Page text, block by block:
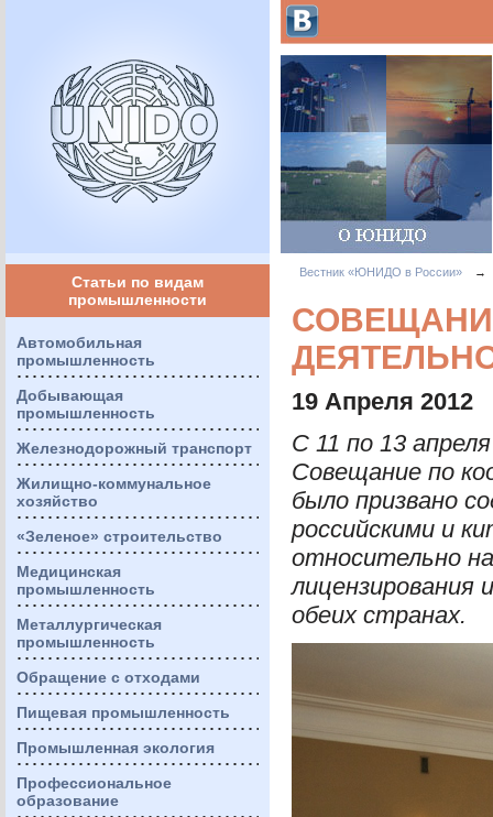
Статьи по видам
промышленности
Автомобильная
промышленность
Добывающая
промышленность
Железнодорожный транспорт
Жилищно-коммунальное
хозяйство
«Зеленое» строительство
Медицинская
промышленность
Металлургическая
промышленность
Обращение с отходами
Пищевая промышленность
Промышленная экология
Профессиональное
образование
Вестник «ЮНИДО в России» →
19 Апреля 2012
С 11 по 13
Совещание по
было призвано
российскими и
относительно
лицензирования
обеих странах.